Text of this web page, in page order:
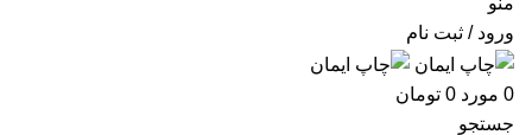
ورود / ثبت نام
0 مورد 0 تومان
جستجو